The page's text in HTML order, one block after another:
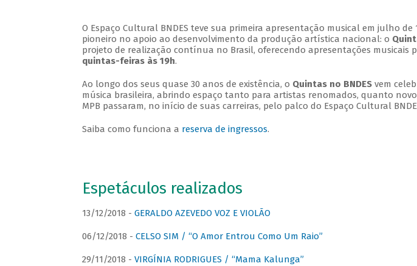
O Espaço Cultural BNDES teve sua primeira apresentação musical em julho de
pioneiro no apoio ao desenvolvimento da produção artística nacional: o
projeto de realização contínua no Brasil, oferecendo apresentações musicais
quintas-feiras às 19h.
Ao longo dos seus quase 30 anos de existência, o Quintas no BNDESvem
música brasileira, abrindo espaço tanto para artistas renomados, quanto
MPB passaram, no início de suas carreiras, pelo palco do Espaço Cultural
Saiba como funciona a reserva de ingressos.
Espetáculos realizados
13/12/2018 - GERALDO AZEVEDO VOZ E VIOLÃO
06/12/2018 - CELSO SIM / “O Amor Entrou Como Um Raio”
29/11/2018 - VIRGÍNIA RODRIGUES / “Mama Kalunga”